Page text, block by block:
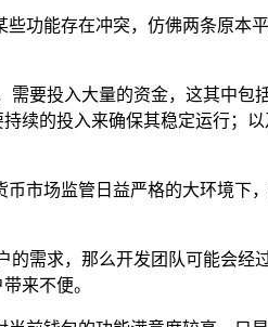
功能存在冲突，仿佛两条原本
要投入大量的资金，这其中包
续的投入来确保其稳定运行；
市场监管日益严格的大环境下
需求，那么开发团队可能会经
来不便。